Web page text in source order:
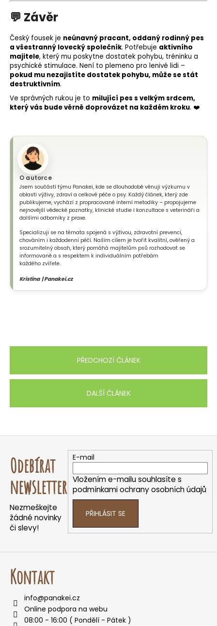
💬 Závěr
Český fousek je neúnavný pracant, oddaný rodinný pes
a všestranný lovecký společník. Potřebuje aktivního
majitele, který mu poskytne dostatek pohybu, tréninku a
psychické stimulace. Není to plemeno pro lenivé lidi –
pokud mu nezajistíte dostatek pohybu, může se stát
destruktivním.
Ve správných rukou je to milující pes s velkým srdcem,
který vás bude věrně doprovázet na každém kroku. ❤️
O autorce
Jsem součástí týmu Panakei, kde se dlouhodobě věnuji výzkumu v
oblasti výživy, zdraví a celkové péče o psy. Každý článek, který zde
publikujeme, vychází z propracované interní metodiky – propojujeme
nejnovější vědecké poznatky, klinické studie i konzultace s veterináři a
dalšími odborníky z praxe.
Specializuji se na témata spojená s výživou, zdravotní prevencí,
chováním i každodenní péčí. Naším cílem je tvořit kvalitní, ověřený a
srozumitelný obsah, který pomáhá majitelům psů rozhodovat se
informovaně a s respektem k individuálním potřebám
každého zvířete.
Kristína | Panakei.cz
PŘEDCHOZÍ ČLÁNEK
DALŠÍ ČLÁNEK
Odebírat
newsletter
Nezmeškejte
žádné novinky
či slevy!
E-mail
Vložením e-mailu souhlasíte s
podmínkami ochrany osobních údajů
PŘIHLÁSIT SE
Kontakt
info@panakei.cz
Online podpora na webu
08:00 - 16:00 ( Pondělí - Pátek )